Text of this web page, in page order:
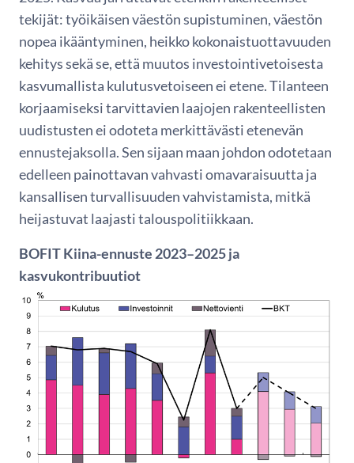
tekijät: työikäisen väestön supistuminen, väestön
nopea ikääntyminen, heikko kokonaistuottavuuden
kehitys sekä se, että muutos investointivetoisesta
kasvumallista kulutusvetoiseen ei etene. Tilanteen
korjaamiseksi tarvittavien laajojen rakenteellisten
uudistusten ei odoteta merkittävästi etenevän
ennustejaksolla. Sen sijaan maan johdon odotetaan
edelleen painottavan vahvasti omavaraisuutta ja
kansallisen turvallisuuden vahvistamista, mitkä
heijastuvat laajasti talouspolitiikkaan.
BOFIT Kiina-ennuste 2023–2025 ja
kasvukontribuutiot